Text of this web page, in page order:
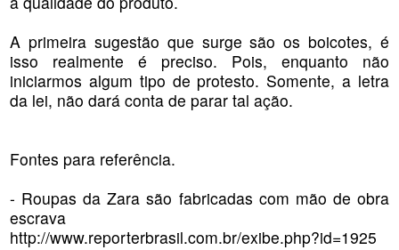
A primeira sugestão que surge são os boicotes, é
isso realmente é preciso. Pois, enquanto não
iniciarmos algum tipo de protesto. Somente, a letra
da lei, não dará conta de parar tal ação.
Fontes para referência.
- Roupas da Zara são fabricadas com mão de obra
escrava
http://www.reporterbrasil.com.br/exibe.php?id=1925